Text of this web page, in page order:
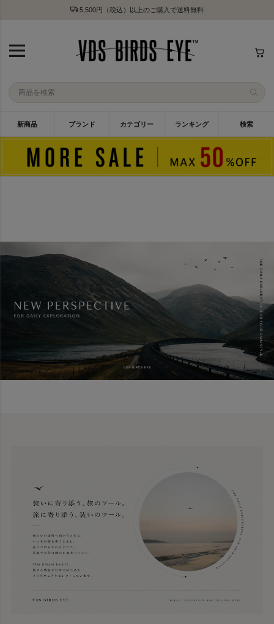
5,500円（税込）以上のご購入で送料無料
新商品 ブランド カテゴリー ランキング 検索